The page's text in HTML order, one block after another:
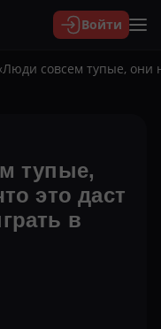
Войти
совсем тупые,
тупые,
это даст
в